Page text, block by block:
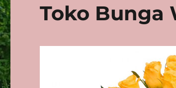
Toko Bunga